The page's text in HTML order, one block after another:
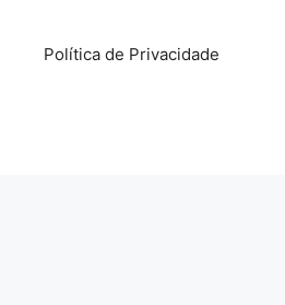
Política de Privacidade